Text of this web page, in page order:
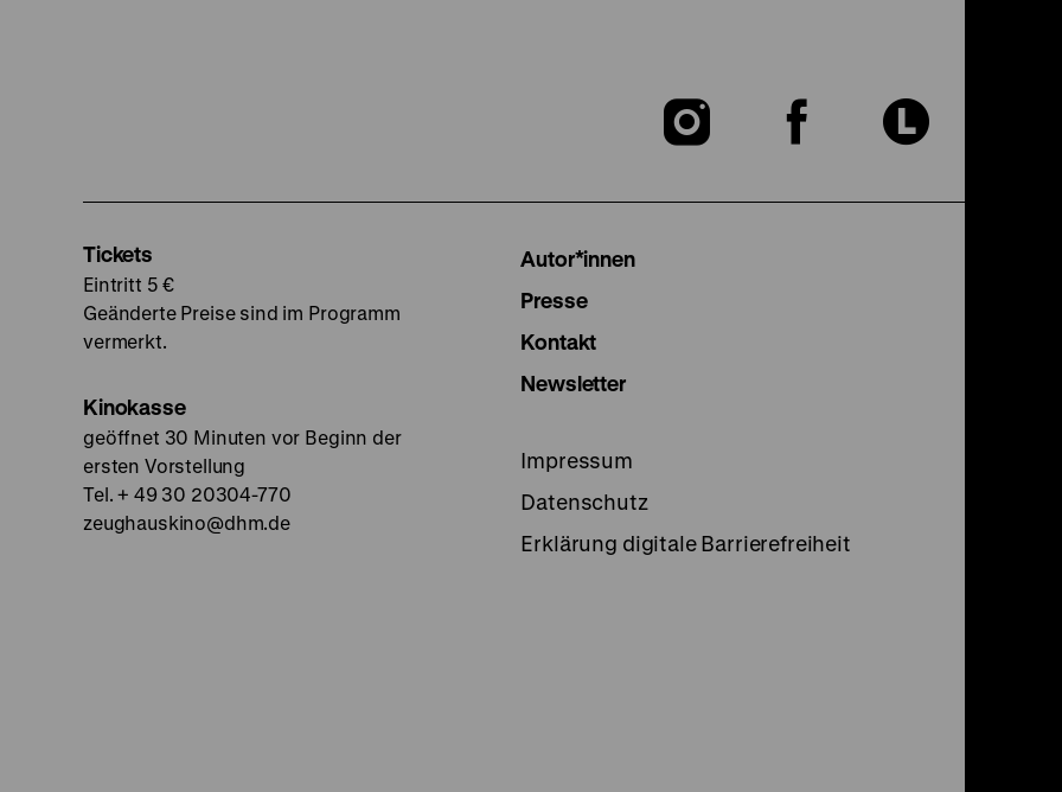
Zu
Zu
Zu
Tickets
Eintritt 5 €
Geänderte Preise sind im Programm
vermerkt.
Kinokasse
geöffnet 30 Minuten vor Beginn der
ersten Vorstellung
Tel. + 49 30 20304-770
zeughauskino@dhm.de
Autor*innen
Presse
Kontakt
Newsletter
Impressum
Datenschutz
Erklärung digitale Barrierefreiheit